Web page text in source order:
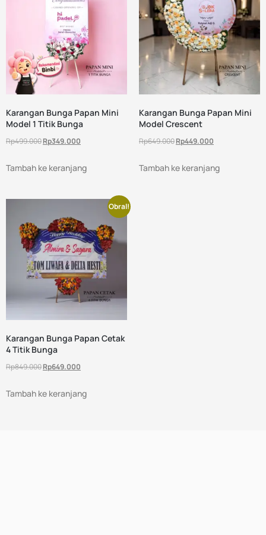
Karangan Bunga Papan Mini
Model 1 Titik Bunga
Rp499.000Rp349.000
Tambah ke keranjang
Karangan Bunga Papan Mini
Model Crescent
Rp649.000Rp449.000
Tambah ke keranjang
Obral!
Karangan Bunga Papan Cetak
4 Titik Bunga
Rp849.000Rp649.000
Tambah ke keranjang